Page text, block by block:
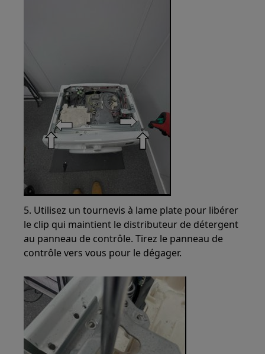
5. Utilisez un tournevis à lame plate pour libérer
le clip qui maintient le distributeur de détergent
au panneau de contrôle. Tirez le panneau de
contrôle vers vous pour le dégager.